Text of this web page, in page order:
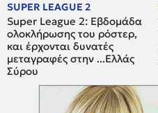
SUPER LEAGUE 2
Super League 2: Εβδομάδα
ολοκλήρωσης του ρόστερ,
και έρχονται δυνατές
μεταγραφές στην ...Ελλάς
Σύρου